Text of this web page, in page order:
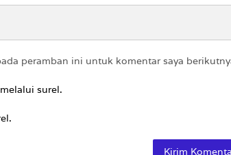
peramban ini untuk komentar saya
surel.